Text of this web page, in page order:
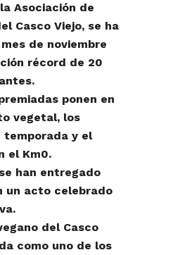
Asociación de
Casco Viejo, se ha
de noviembre
récord de 20
ponen en
vegetal, los
temporada y el
el Km0.
han entregado
un acto celebrado
del Casco
como uno de los